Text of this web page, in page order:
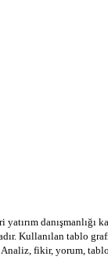
Kullanılan tablo
fikir, yorum,